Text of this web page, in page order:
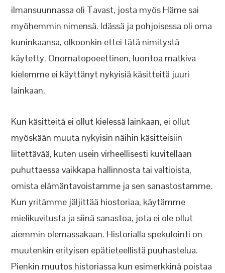
ilmansuunnassa oli Tavast, josta myös Häme sai
myöhemmin nimensä. Idässä ja pohjoisessa oli oma
kuninkaansa, olkoonkin ettei tätä nimitystä
käytetty. Onomatopoeettinen, luontoa matkiva
kielemme ei käyttänyt nykyisiä käsitteitä juuri
lainkaan.
Kun käsitteitä ei ollut kielessä lainkaan, ei ollut
myöskään muuta nykyisin näihin käsitteisiin
liitettävää, kuten usein virheellisesti kuvitellaan
puhuttaessa vaikkapa hallinnosta tai valtioista,
omista elämäntavoistamme ja sen sanastostamme.
Kun yritämme jäljittää hiostoriaa, käytämme
mielikuvitusta ja siinä sanastoa, jota ei ole ollut
aiemmin olemassakaan. Historialla spekulointi on
muutenkin erityisen epätieteellistä puuhastelua.
Pienkin muutos historiassa kun esimerkkinä poistaa